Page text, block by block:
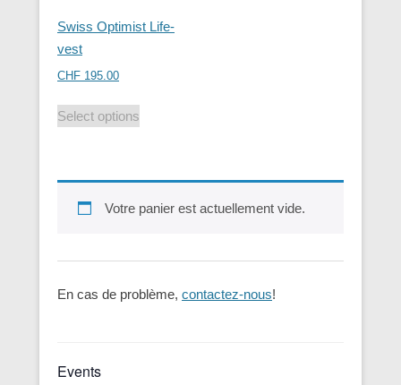
Swiss Optimist Life-
vest
CHF 195.00
Select options
Votre panier est actuellement vide.
En cas de problème, contactez-nous!
Events